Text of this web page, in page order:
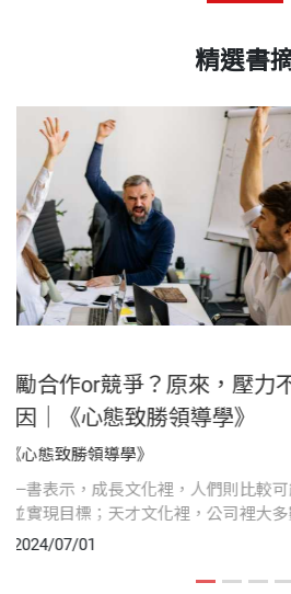
精選書
你的公司文化鼓勵合作or競
人才真正出走原因｜《心
瑪麗‧墨菲,周羣英《心態致勝領導
《心態致勝領導學》一書表示，成
一起努力解決問題，並實現目標；
人傾向於彼此競爭而非合作。這些結
收藏